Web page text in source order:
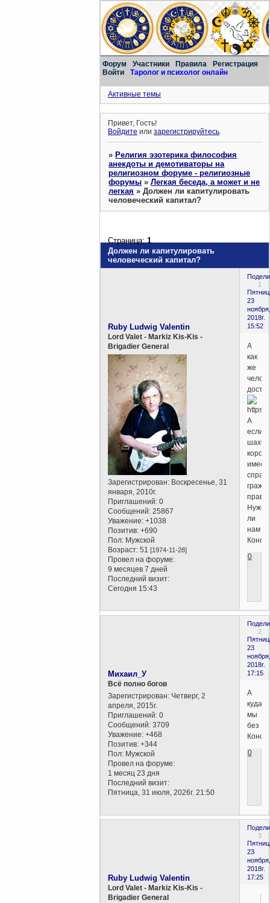
Форум Участники Правила
Регистрация
Войти
Таролог и психолог онлайн
Активные темы
Привет, Гость!
Войдите илизарегистрируйтесь.
»Религия эзотерика философия
анекдоты и демотиваторы на
религиозном форуме - религиозные
форумы »Легкая беседа, а может и не
легкая »Должен ли капитулировать
человеческий капитал?
Должен ли капитулировать
человеческий капитал?
Страница:1
1
23
ноября,
2018г.
15:52
Ruby Ludwig Valentin
Lord Valet - Markiz Kis-Kis -
Brigadier General
Зарегистрирован: Воскресенье, 31
января, 2010г.
Приглашений: 0
Сообщений: 25867
Уважение: +1038
Позитив: +690
Пол: Мужской
Возраст: 51[1974-11-28]
Провел на форуме:
9 месяцев 7 дней
Последний визит:
Сегодня 15:43
А
как
же
А
если
король
имеет
Нужна
ли
нам
0
2
23
ноября,
2018г.
17:15
Михаил_У
Всё полно богов
Зарегистрирован: Четверг, 2
апреля, 2015г.
Приглашений: 0
Сообщений: 3709
Уважение: +468
Позитив: +344
Пол: Мужской
Провел на форуме:
1 месяц 23 дня
Последний визит:
Пятница, 31 июля, 2026г. 21:50
А
куда
мы
без
0
3
23
ноября,
2018г.
17:25
Ruby Ludwig Valentin
Lord Valet - Markiz Kis-Kis -
Brigadier General